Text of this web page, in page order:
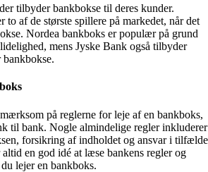
tilbyder bankbokse til deres kunder.
to af de største spillere på markedet, når det
Nordea bankboks er populær på grund
mens Jyske Bank også tilbyder
på reglerne for leje af en bankboks,
til bank. Nogle almindelige regler inkluderer
forsikring af indholdet og ansvar i tilfælde
en god idé at læse bankens regler og
lejer en bankboks.